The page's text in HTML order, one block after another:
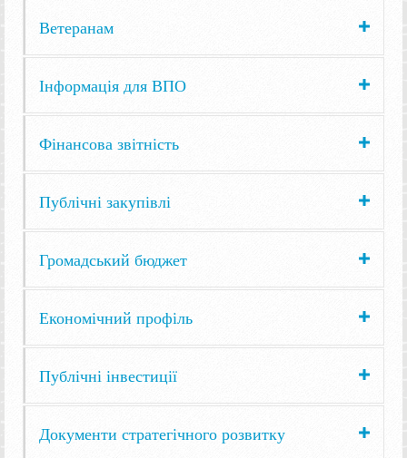
Ветеранам
Інформація для ВПО
Фінансова звітність
Публічні закупівлі
Громадський бюджет
Економічний профіль
Публічні інвестиції
Документи стратегічного розвитку